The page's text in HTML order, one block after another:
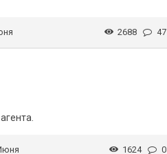
2688 47
1624 0